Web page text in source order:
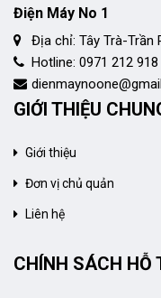
Điện Máy No 1
Địa chỉ: Tây Trà-Trần
Hotline: 0971 212 918
GIỚI THIỆU
Giới thiệu
Đơn vị chủ quản
Liên hệ
CHÍNH SÁCH HỖ